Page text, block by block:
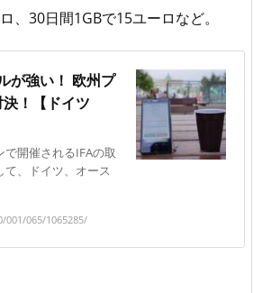
、30日間1GBで15ユーロなど。
が強い！ 欧州プ
！【ドイツ
開催されるIFAの取
、ドイツ、オース
065/1065285/